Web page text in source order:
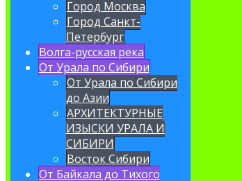
Город Москва
Город Санкт-
Петербург
Волга-русская река
От Урала по Сибири
От Урала по Сибири
до Азии
АРХИТЕКТУРНЫЕ
ИЗЫСКИ УРАЛА И
СИБИРИ
Восток Сибири
От Байкала до Тихого